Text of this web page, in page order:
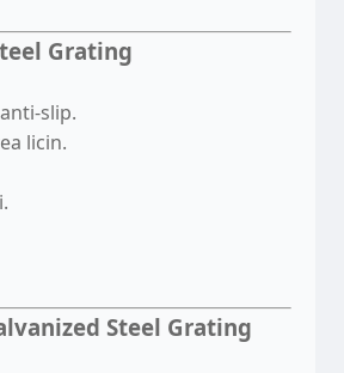
Grating
slip.
licin.
Steel Grating